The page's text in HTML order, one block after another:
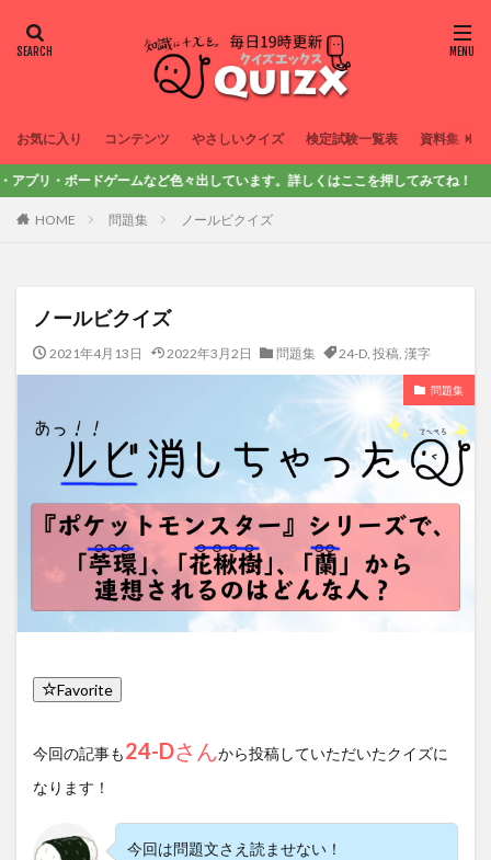
お気に入り コンテンツ やさしいクイズ 検定試験一覧表 資料集
ムなど色々出しています。詳しくはここを押してみてね！
HOME 問題集 ノールビクイズ
ノールビクイズ
2021年4月13日 2022年3月2日 問題集 24-D, 投稿, 漢字
問題集
Favorite
今回の記事も24-Dさんから投稿していただいたクイズに
なります！
今回は問題文さえ読ませない！